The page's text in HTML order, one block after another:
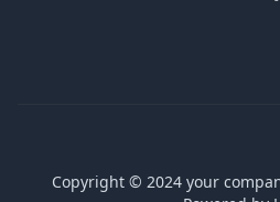
Copyright © 2024 your